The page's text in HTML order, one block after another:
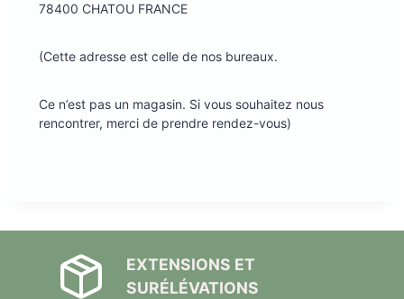
78400 CHATOU FRANCE
(Cette adresse est celle de nos bureaux.
Ce n’est pas un magasin. Si vous souhaitez nous
rencontrer, merci de prendre rendez-vous)
EXTENSIONS ET
SURÉLÉVATIONS